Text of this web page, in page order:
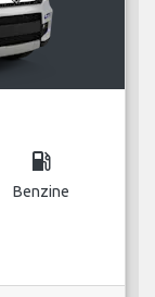
local_gas_station
Benzine